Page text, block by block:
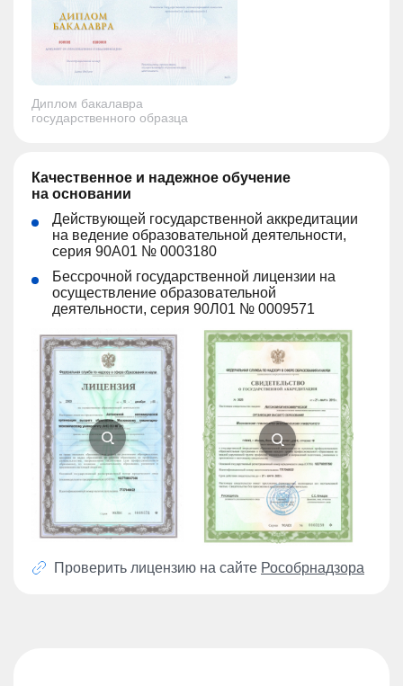
Диплом бакалавра
государственного образца
Качественное и надежное обучение
на основании
Действующей государственной аккредитации
на ведение образовательной деятельности,
серия 90А01 № 0003180
Бессрочной государственной лицензии на
осуществление образовательной
деятельности, серия 90Л01 № 0009571
Проверить лицензию на сайте Рособрнадзора